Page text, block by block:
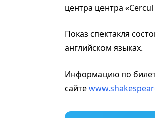
центра центра
Показ спектакля
английском языках.
Информацию по
сайте